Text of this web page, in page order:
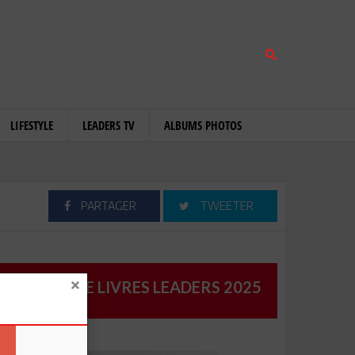
LIFESTYLE LEADERS TV ALBUMS PHOTOS
PARTAGER TWEETER
CATALOGUE LIVRES LEADERS 2025